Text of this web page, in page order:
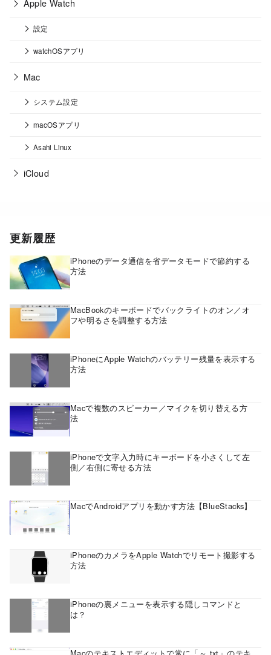
Apple Watch
設定
watchOSアプリ
Mac
システム設定
macOSアプリ
Asahi Linux
iCloud
更新履歴
iPhoneのデータ通信を省データモードで節約する
方法
MacBookのキーボードでバックライトのオン／オ
フや明るさを調整する方法
iPhoneにApple Watchのバッテリー残量を表示する
方法
Macで複数のスピーカー／マイクを切り替える方
法
iPhoneで文字入力時にキーボードを小さくして左
側／右側に寄せる方法
MacでAndroidアプリを動かす方法【BlueStacks】
iPhoneのカメラをApple Watchでリモート撮影する
方法
iPhoneの裏メニューを表示する隠しコマンドと
は？